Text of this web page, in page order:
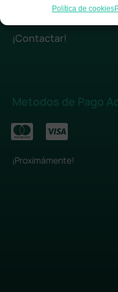
Política de cookies
Entrega y
¡Contactar!
Metodos de Pago
¡Proximámente!